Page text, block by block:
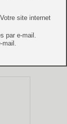
Votre site internet
par e-mail.
mail.